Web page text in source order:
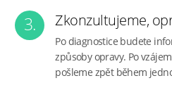
3. Zkonzultujeme,
Po diagnostice budete
způsoby opravy. Po
pošleme zpět během